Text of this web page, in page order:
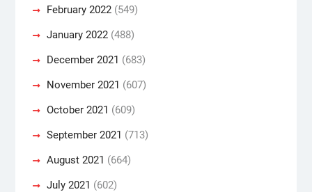
February 2022(549)
January 2022(488)
December 2021 (683)
November 2021 (607)
October 2021 (609)
September 2021 (713)
August 2021 (664)
July 2021 (602)